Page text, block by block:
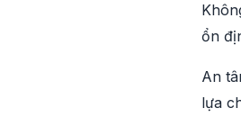
ổn
An
lựa